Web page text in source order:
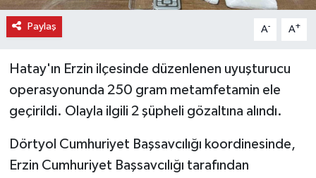
Paylaş A- A+
Hatay'ın Erzin ilçesinde düzenlenen uyuşturucu
operasyonunda 250 gram metamfetamin ele
geçirildi. Olayla ilgili 2 şüpheli gözaltına alındı.
Dörtyol Cumhuriyet Başsavcılığı koordinesinde,
Erzin Cumhuriyet Başsavcılığı tarafından